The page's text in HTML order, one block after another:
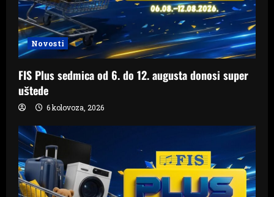
Novosti
FIS Plus sedmica od 6. do 12. augusta donosi super
uštede
6 kolovoza, 2026